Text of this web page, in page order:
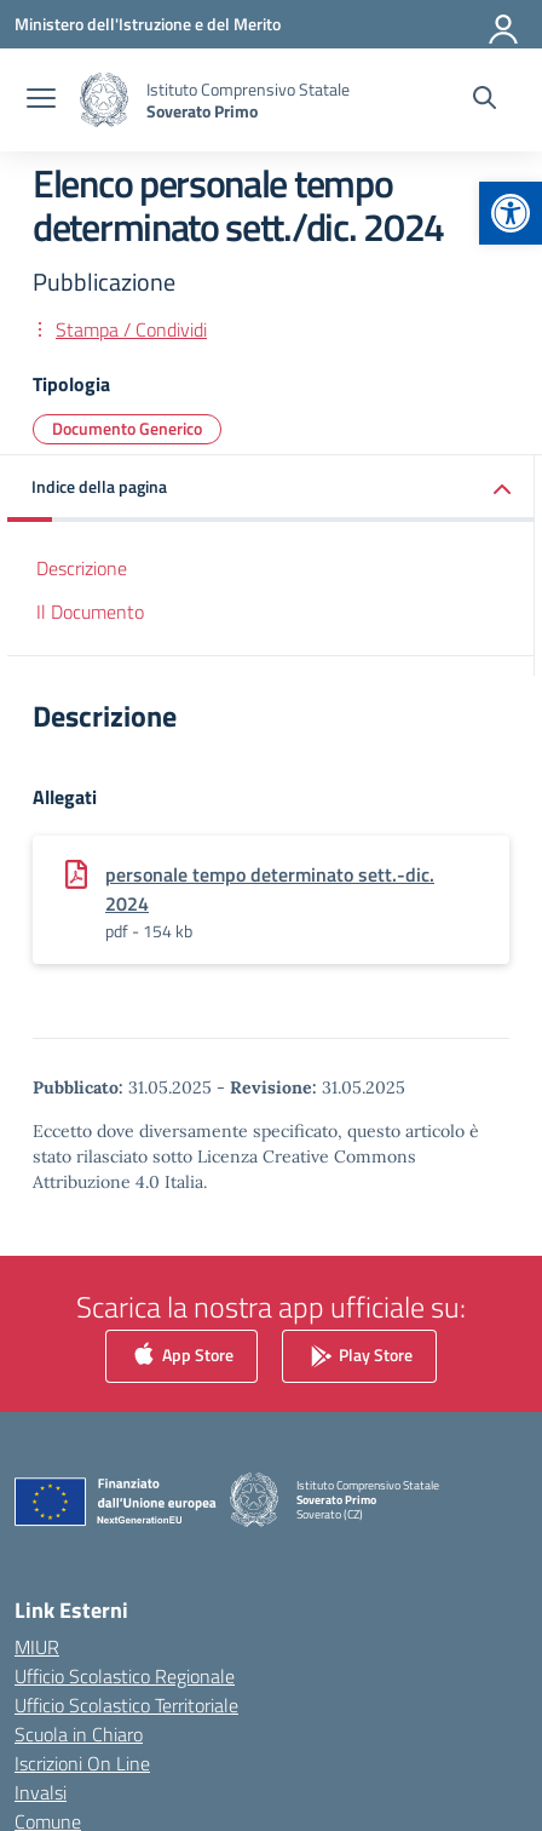
Vai ai contenuti
Vai al menu di navigazione
Vai al footer
Ministero dell'Istruzione e del Merito
Istituto Comprensivo Statale
Soverato Primo
Elenco personale tempo
determinato sett./dic. 2024
Pubblicazione
Stampa / Condividi
Tipologia
Documento Generico
Indice della pagina
Descrizione
Il Documento
Descrizione
Allegati
personale tempo determinato sett.-dic.
2024
pdf - 154 kb
Pubblicato: 31.05.2025 - Revisione: 31.05.2025
Eccetto dove diversamente specificato, questo articolo è
stato rilasciato sotto Licenza Creative Commons
Attribuzione 4.0 Italia.
Scarica la nostra app ufficiale su:
App Store Play Store
Istituto Comprensivo Statale
Soverato Primo
Soverato (CZ)
Link Esterni
MIUR
Ufficio Scolastico Regionale
Ufficio Scolastico Territoriale
Scuola in Chiaro
Iscrizioni On Line
Invalsi
Comune